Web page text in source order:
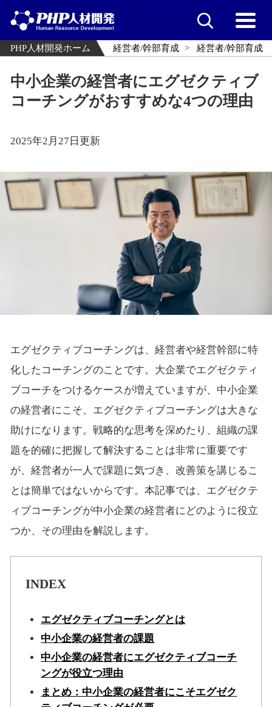
PHP人材開発ホーム 経営者/幹部育成 経営者/幹部育成
中小企業の経営者にエグゼクティブ
コーチングがおすすめな4つの理由
2025年2月27日更新
エグゼクティブコーチングは、経営者や経営幹部に特
化したコーチングのことです。大企業でエグゼクティ
ブコーチをつけるケースが増えていますが、中小企業
の経営者にこそ、エグゼクティブコーチングは大きな
助けになります。戦略的な思考を深めたり、組織の課
題を的確に把握して解決することは非常に重要です
が、経営者が一人で課題に気づき、改善策を講じるこ
とは簡単ではないからです。本記事では、エグゼクテ
ィブコーチングが中小企業の経営者にどのように役立
つか、その理由を解説します。
INDEX
エグゼクティブコーチングとは
中小企業の経営者の課題
中小企業の経営者にエグゼクティブコーチ
ングが役立つ理由
まとめ：中小企業の経営者にこそエグゼク